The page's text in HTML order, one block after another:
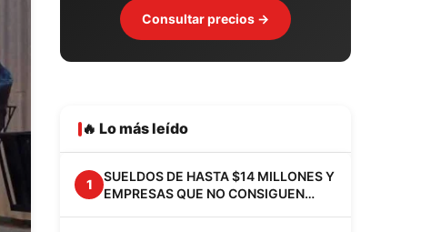
Consultar precios →
🔥 Lo más leído
1
SUELDOS DE HASTA $14 MILLONES Y
EMPRESAS QUE NO CONSIGUEN